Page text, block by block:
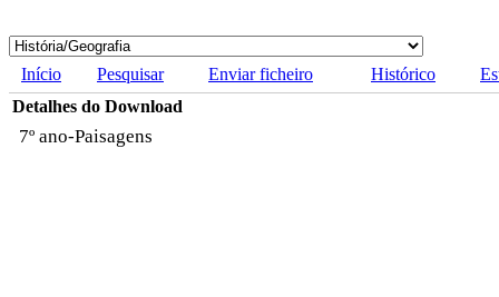
Início Pesquisar Enviar ficheiro Histórico
Detalhes do Download
7º ano-Paisagens